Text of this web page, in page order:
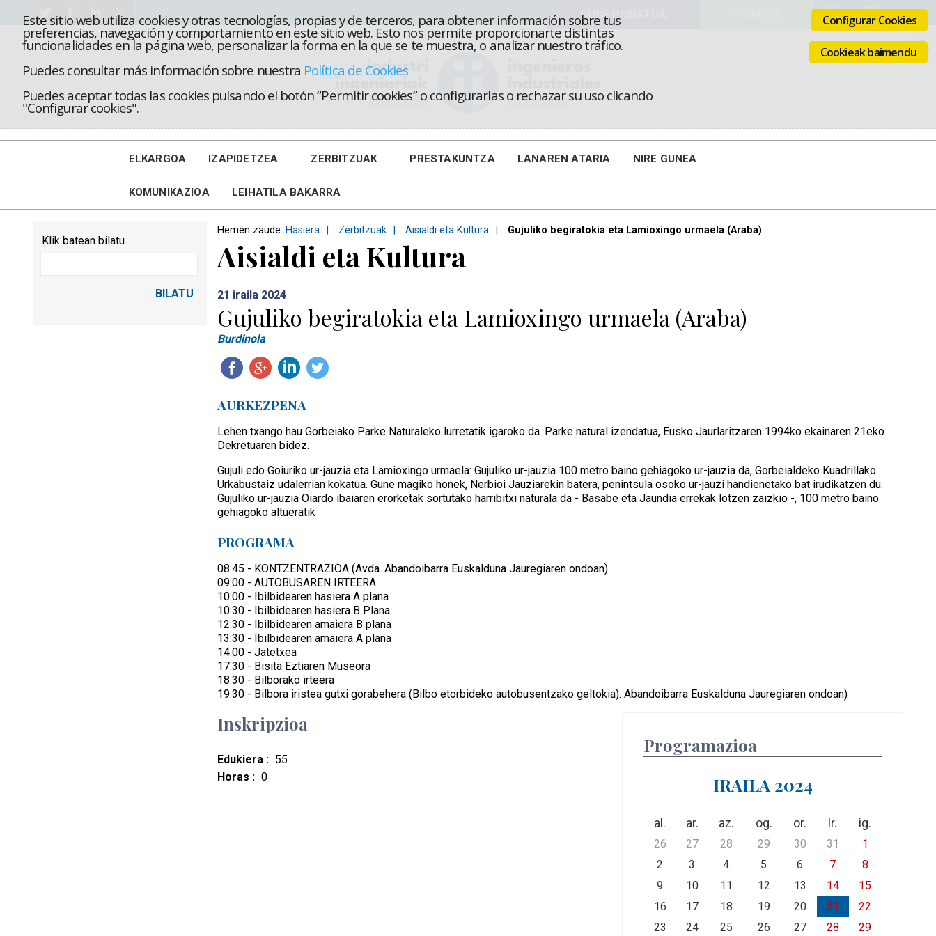
Este sitio web utiliza cookies y otras tecnologías, propias y de terceros, para obtener información sobre tus
preferencias, navegación y comportamiento en este sitio web. Esto nos permite proporcionarte distintas
funcionalidades en la página web, personalizar la forma en la que se te muestra, o analizar nuestro tráfico.
Puedes consultar más información sobre nuestra Política de Cookies
Puedes aceptar todas las cookies pulsando el botón “Permitir cookies” o configurarlas o rechazar su uso clicando
"Configurar cookies".
Configurar Cookies
Cookieak baimendu
ELKARGOA IZAPIDETZEA ZERBITZUAK PRESTAKUNTZA LANAREN ATARIA NIRE GUNEA
KOMUNIKAZIOA LEIHATILA BAKARRA
Hemen zaude: Hasiera Zerbitzuak Aisialdi eta Kultura Gujuliko begiratokia eta Lamioxingo urmaela (Araba)
Aisialdi eta Kultura
21 iraila 2024
Gujuliko begiratokia eta Lamioxingo urmaela (Araba)
Burdinola
AURKEZPENA
Lehen txango hau Gorbeiako Parke Naturaleko lurretatik igaroko da. Parke natural izendatua, Eusko Jaurlaritzaren 1994ko ekainaren 21eko
Dekretuaren bidez.
Gujuli edo Goiuriko ur-jauzia eta Lamioxingo urmaela: Gujuliko ur-jauzia 100 metro baino gehiagoko ur-jauzia da, Gorbeialdeko Kuadrillako
Urkabustaiz udalerrian kokatua. Gune magiko honek, Nerbioi Jauziarekin batera, penintsula osoko ur-jauzi handienetako bat irudikatzen du.
Gujuliko ur-jauzia Oiardo ibaiaren erorketak sortutako harribitxi naturala da - Basabe eta Jaundia errekak lotzen zaizkio -, 100 metro baino
gehiagoko altueratik
PROGRAMA
08:45 - KONTZENTRAZIOA (Avda. Abandoibarra Euskalduna Jauregiaren ondoan)
09:00 - AUTOBUSAREN IRTEERA
10:00 - Ibilbidearen hasiera A plana
10:30 - Ibilbidearen hasiera B Plana
12:30 - Ibilbidearen amaiera B plana
13:30 - Ibilbidearen amaiera A plana
14:00 - Jatetxea
17:30 - Bisita Eztiaren Museora
18:30 - Bilborako irteera
19:30 - Bilbora iristea gutxi gorabehera (Bilbo etorbideko autobusentzako geltokia). Abandoibarra Euskalduna Jauregiaren ondoan)
Programazioa
IRAILA 2024
al. ar. az. og. or. lr. ig.
26 27 28 29 30 31
1
2
3 4 5 6 7
8
9
10 11 12 13 14
15
16
17 18 19 20 21
22
23
24 25 26 27 28 29
Inskripzioa
Edukiera : 55
Horas : 0
Klik batean bilatu